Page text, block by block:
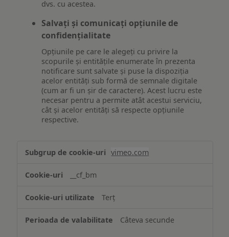
dvs. cu acestea.
Salvați și comunicați opțiunile de
confidențialitate
Opțiunile pe care le alegeți cu privire la
scopurile și entitățile enumerate în prezenta
notificare sunt salvate și puse la dispoziția
acelor entități sub formă de semnale digitale
(cum ar fi un șir de caractere). Acest lucru este
necesar pentru a permite atât acestui serviciu,
cât și acelor entități să respecte opțiunile
respective.
funcționalităților
ului
vimeo.com
__cf_bm
Terț
Câteva secunde